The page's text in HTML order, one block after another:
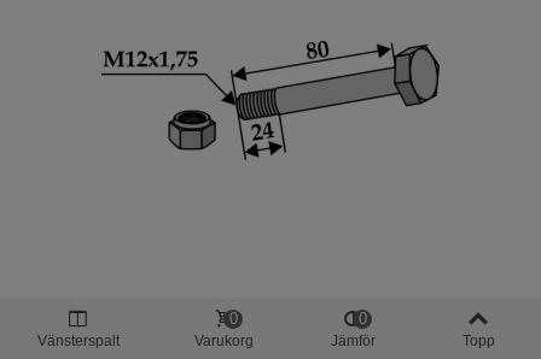
Bult Med Låsmutter - M12x1,75 - 10.9
(63-DUC-903)
Vänsterspalt Varukorg
0
Jämför
0
Topp